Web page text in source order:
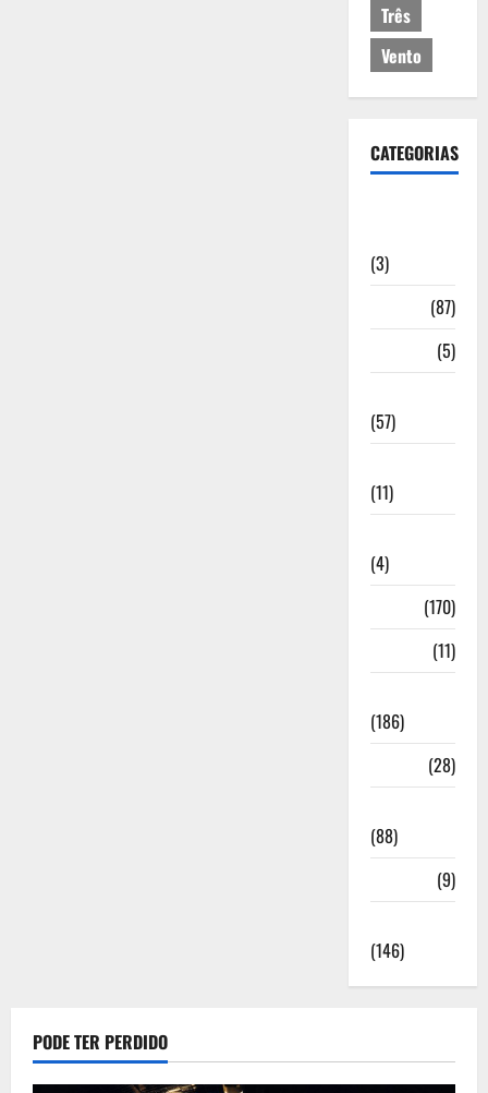
Três
Vento
CATEGORIAS
(3)
(87)
(5)
(57)
(11)
(4)
(170)
(11)
(186)
(28)
(88)
(9)
(146)
PODE TER PERDIDO